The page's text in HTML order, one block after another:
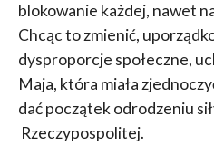
blokowanie każdej, nawet
Chcąc to zmienić,
dysproporcje społeczne,
Maja, która miała
dać początek odrodzeniu
Rzeczypospolitej.